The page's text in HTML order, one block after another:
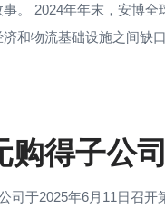
。 2024年年末，安博
和物流基础设施之间缺
购得子公
司于2025年6月11日召